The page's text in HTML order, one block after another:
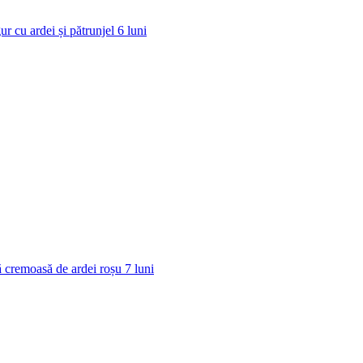
cu ardei și pătrunjel 6 luni
cremoasă de ardei roșu 7 luni